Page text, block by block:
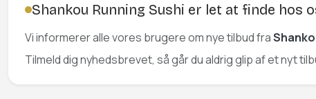
Shankou Running Sushi er let at finde hos
Vi informerer alle vores brugere om nye tilbud fra
Tilmeld dig nyhedsbrevet, så går du aldrig glip af et nyt